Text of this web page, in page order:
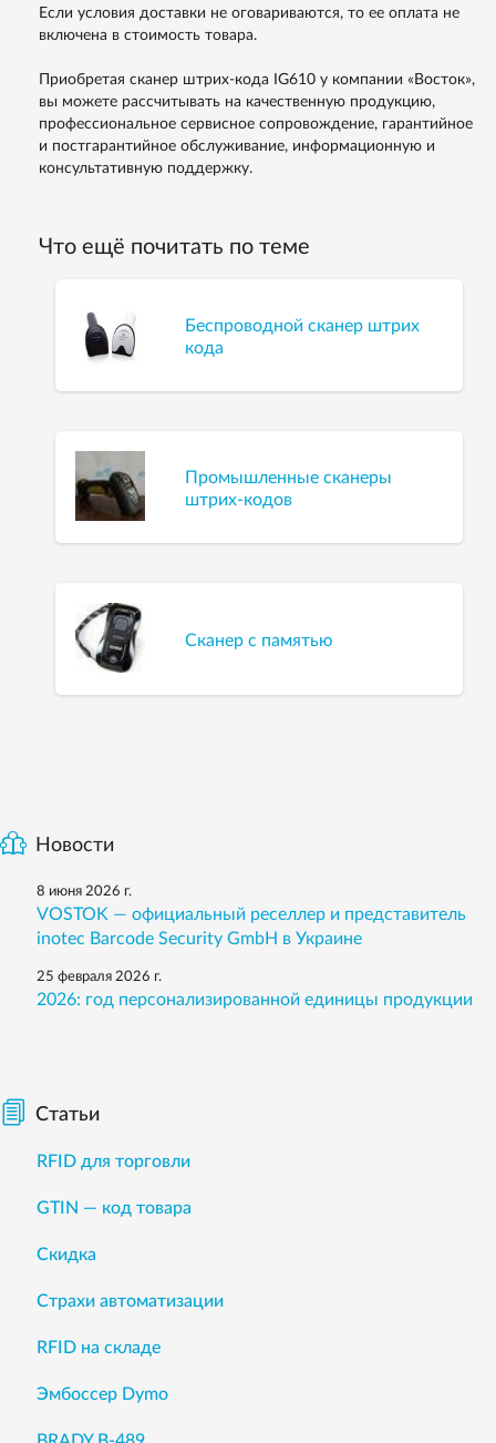
Если условия доставки не оговариваются, то ее оплата не
включена в стоимость товара.
Приобретая сканер штрих-кода IG610 у компании «Восток»,
вы можете рассчитывать на качественную продукцию,
профессиональное сервисное сопровождение, гарантийное
и постгарантийное обслуживание, информационную и
консультативную поддержку.
Что ещё почитать по теме
Беспроводной сканер штрих
кода
Промышленные сканеры
штрих-кодов
Сканер с памятью
Новости
8 июня 2026 г.
VOSTOK — официальный реселлер и представитель
inotec Barcode Security GmbH в Украине
25 февраля 2026 г.
2026: год персонализированной единицы продукции
Статьи
RFID для торговли
GTIN — код товара
Скидка
Страхи автоматизации
RFID на складе
Эмбоссер Dymo